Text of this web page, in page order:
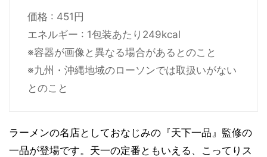
価格 : 451円
エネルギー : 1包装あたり249kcal
※容器が画像と異なる場合があるとのこと
※九州・沖縄地域のローソンでは取扱いがない
とのこと
ラーメンの名店としておなじみの『天下一品』監修の
一品が登場です。天一の定番ともいえる、こってりス